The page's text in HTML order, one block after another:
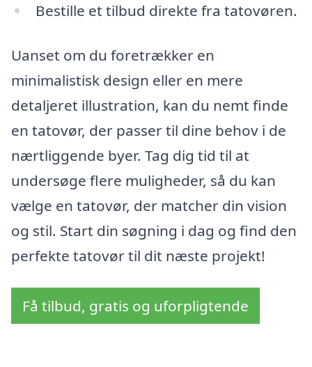
Bestille et tilbud direkte fra tatovøren.
Uanset om du foretrækker en
minimalistisk design eller en mere
detaljeret illustration, kan du nemt finde
en tatovør, der passer til dine behov i de
nærtliggende byer. Tag dig tid til at
undersøge flere muligheder, så du kan
vælge en tatovør, der matcher din vision
og stil. Start din søgning i dag og find den
perfekte tatovør til dit næste projekt!
Få tilbud, gratis og uforpligtende